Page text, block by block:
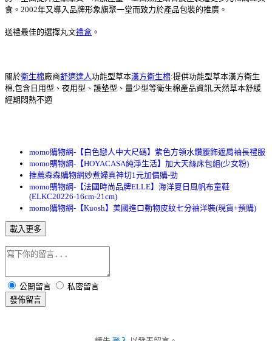
食。2002年又導入品牌形象旗聚一堂而致力於產品包裝的推廣。
送禮最佳的選擇丸文禮盒 。
關於衛生棉廠商舒適達人功能型草本漢方衛生棉:提供功能型草本漢方衛生
棉,包含日用型、夜用型、護墊型、量少型等衛生棉產品資訊,天然草本舒緩
經期悶熱不適
momo購物網-【白色戀人中大尺碼】紫色方領水鑽腰飾遮肩袖長禮服
momo購物網-【HOYACASA純淨生活】加大天絲床包組(少女粉)
推薦森森購物網妙煮婦真神切1元加價購-勁
momo購物網-【法國時尚品牌ELLE】海洋夏日風帆布童鞋
(ELKC20226-16cm-21cm)
momo購物網-【Kuosh】美國進口動物皮紋七分袖洋裝(現貨+預購)
載入更多
公開留言
私密留言
發佈留言